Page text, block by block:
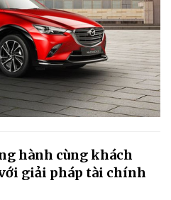
hành cùng khách
giải pháp tài chính